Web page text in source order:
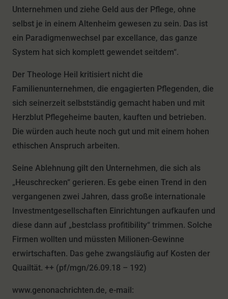
Unternehmen und ziehe Geld aus der Pflege, ohne
selbst je in einem Altenheim gewesen zu sein. Das ist
ein Paradigmenwechsel par excellance, das ganze
System hat sich komplett gewendet seitdem“.
Der Theologe Heil kritisiert nicht die
Familienunternehmen, die engagierten Pflegenden, die
sich seinerzeit selbstständig gemacht haben und mit
Herzblut Pflegeheime bauten, kauften und betrieben.
Die würden auch heute noch gut und mit einem hohen
ethischen Anspruch arbeiten.
Seine Ablehnung gilt den Unternehmen, die sich als
„Heuschrecken“ gerieren. Es gebe einen Trend in den
vergangenen zwei Jahren, dass große internationale
Investmentgesellschaften Einrichtungen aufkaufen und
diese dann auf „bestclass profitibility“ trimmen. Solche
Firmen wollten und müssten Milionen-Gewinne
erwirtschaften. Das gehe zwangsläufig auf Kosten der
Quailtät. ++ (pf/mgn/26.09.18 – 192)
www.genonachrichten.de, e-mail: